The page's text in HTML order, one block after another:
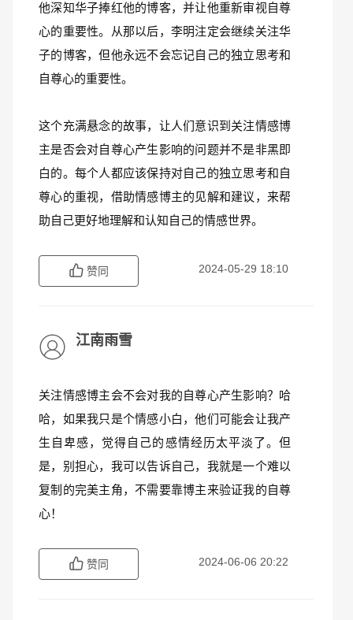
他深知华子捧红他的博客，并让他重新审视自尊
心的重要性。从那以后，李明注定会继续关注华
子的博客，但他永远不会忘记自己的独立思考和
自尊心的重要性。
这个充满悬念的故事，让人们意识到关注情感博
主是否会对自尊心产生影响的问题并不是非黑即
白的。每个人都应该保持对自己的独立思考和自
尊心的重视，借助情感博主的见解和建议，来帮
助自己更好地理解和认知自己的情感世界。
赞同 2024-05-29 18:10
江南雨雪
关注情感博主会不会对我的自尊心产生影响？哈
哈，如果我只是个情感小白，他们可能会让我产
生自卑感，觉得自己的感情经历太平淡了。但
是，别担心，我可以告诉自己，我就是一个难以
复制的完美主角，不需要靠博主来验证我的自尊
心！
赞同 2024-06-06 20:22